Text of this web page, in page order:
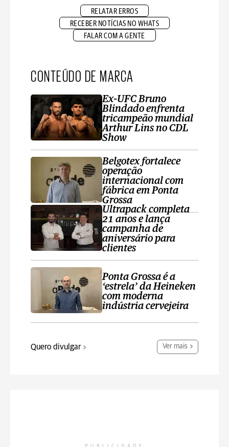
RELATAR ERROS
RECEBER NOTÍCIAS NO WHATS
FALAR COM A GENTE
CONTEÚDO DE MARCA
Ex-UFC Bruno
Blindado enfrenta
tricampeão mundial
Arthur Lins no CDL
Show
Belgotex fortalece
operação
internacional com
fábrica em Ponta
Grossa
Ultrapack completa
21 anos e lança
campanha de
aniversário para
clientes
Ponta Grossa é a
‘estrela’ da Heineken
com moderna
indústria cervejeira
Quero divulgar Ver mais
PUBLICIDADE